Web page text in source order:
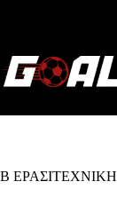
Β ΕΡΑΣΙΤΕΧΝΙΚΗ